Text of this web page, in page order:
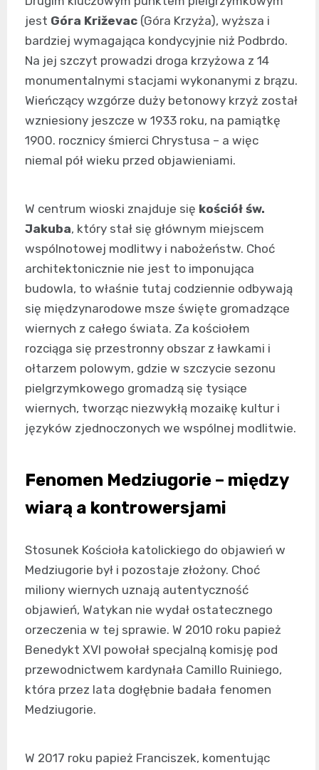
jest Góra Križevac (Góra Krzyża), wyższa i
bardziej wymagająca kondycyjnie niż Podbrdo.
Na jej szczyt prowadzi droga krzyżowa z 14
monumentalnymi stacjami wykonanymi z brązu.
Wieńczący wzgórze duży betonowy krzyż został
wzniesiony jeszcze w 1933 roku, na pamiątkę
1900. rocznicy śmierci Chrystusa – a więc
niemal pół wieku przed objawieniami.
W centrum wioski znajduje się kościół św.
Jakuba, który stał się głównym miejscem
wspólnotowej modlitwy i nabożeństw. Choć
architektonicznie nie jest to imponująca
budowla, to właśnie tutaj codziennie odbywają
się międzynarodowe msze święte gromadzące
wiernych z całego świata. Za kościołem
rozciąga się przestronny obszar z ławkami i
ołtarzem polowym, gdzie w szczycie sezonu
pielgrzymkowego gromadzą się tysiące
wiernych, tworząc niezwykłą mozaikę kultur i
języków zjednoczonych we wspólnej modlitwie.
Fenomen Medziugorie – między
wiarą a kontrowersjami
Stosunek Kościoła katolickiego do objawień w
Medziugorie był i pozostaje złożony. Choć
miliony wiernych uznają autentyczność
objawień, Watykan nie wydał ostatecznego
orzeczenia w tej sprawie. W 2010 roku papież
Benedykt XVI powołał specjalną komisję pod
przewodnictwem kardynała Camillo Ruiniego,
która przez lata dogłębnie badała fenomen
Medziugorie.
W 2017 roku papież Franciszek, komentując